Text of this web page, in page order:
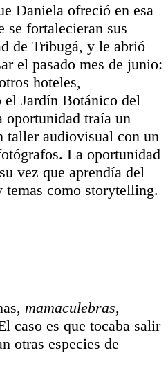
Daniela ofreció en esa
se fortalecieran sus
de Tribugá, y le abrió
el pasado mes de junio:
hoteles,
Jardín Botánico del
oportunidad traía un
taller audiovisual con un
La oportunidad
vez que aprendía del
temas como storytelling.
mamaculebras,
caso es que tocaba salir
otras especies de